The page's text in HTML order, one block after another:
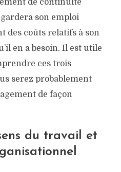
de continuité
son emploi
des coûts relatifs à son
en a besoin. Il est utile
ces trois
serez probablement
de façon
du travail et